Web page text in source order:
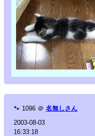
🐾 1096 ＠ 名無しさん
2003-08-03
16:33:18